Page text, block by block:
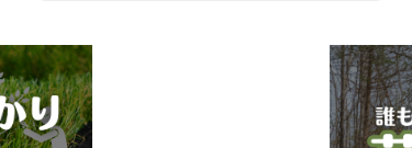
持するために重要な手入れの一環で
す。
芝刈りの主な目的は次のとおりです：